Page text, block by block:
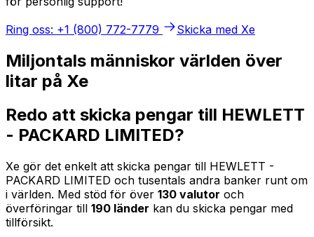
Ring oss: +1 (800) 772-7779
Skicka med Xe
Miljontals människor världen över
litar på Xe
Redo att skicka pengar till HEWLETT
- PACKARD LIMITED?
Xe gör det enkelt att skicka pengar till HEWLETT -
PACKARD LIMITED och tusentals andra banker runt om
i världen. Med stöd för över 130 valutor och
överföringar till 190 länder kan du skicka pengar med
tillförsikt.